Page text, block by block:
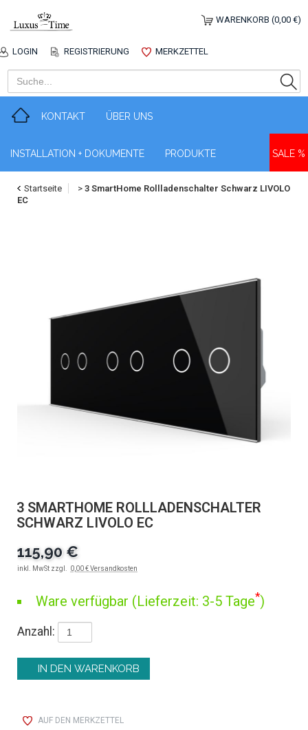
LOGIN REGISTRIERUNG MERKZETTEL
WARENKORB (0,00 €)
KONTAKT ÜBER UNS
INSTALLATION + DOKUMENTE PRODUKTE SALE %
Startseite > 3 SmartHome Rollladenschalter Schwarz LIVOLO
EC
3 SMARTHOME ROLLLADENSCHALTER
SCHWARZ LIVOLO EC
115,90 €
inkl. MwSt zzgl. 0,00 € Versandkosten
Ware verfügbar (Lieferzeit: 3-5 Tage*)
Anzahl:
AUF DEN MERKZETTEL